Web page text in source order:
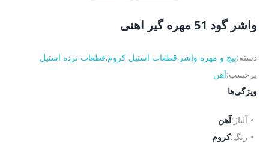
واشر گود 51 مهره گیر اهنی
دسته:پیچ و مهره واشر ,قطعات استیل کروم,قطعات نرده استیل
برچسب:آهن
ویژگی‌ها
آلیاژ:آهن
رنگ:کروم